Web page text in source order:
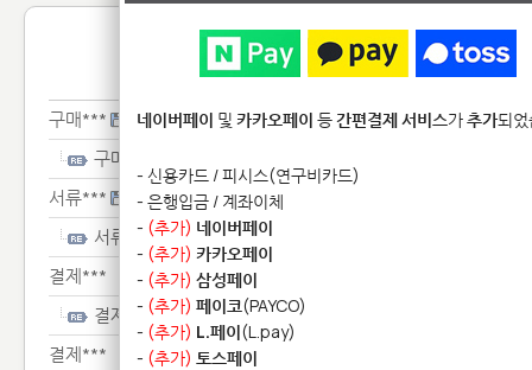
1:1 문
구매***
구매***
서류***
서류***
결제***
결제***
결제***
네이버페이 및 카카오페이 등간편결제 서비스가추가되
- 신용카드 / 피시스(연구비카드)
- 은행입금 / 계좌이체
- (추가) 네이버페이
- (추가) 카카오페이
- (추가) 삼성페이
- (추가) 페이코(PAYCO)
- (추가) L.페이(L.pay)
- (추가) 토스페이